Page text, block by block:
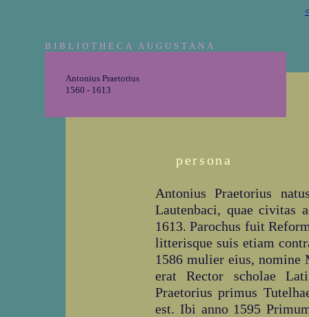
BIBLIOTHECA AUGUSTANA
Antonius Praetorius
1560 - 1613
persona
Antonius Praetorius
Lautenbaci, quae civitas
1613. Parochus fuit
litterisque suis etiam
1586 mulier eius,
erat Rector scholae
Praetorius primus
est. Ibi anno 1595